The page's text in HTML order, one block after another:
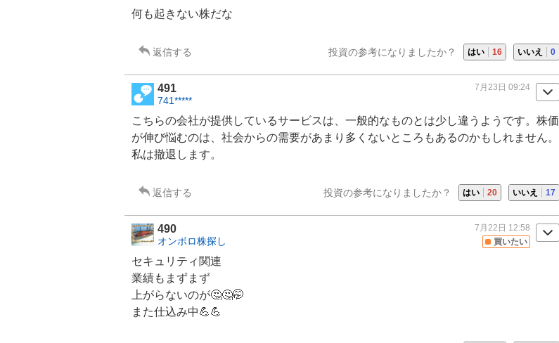
何も起きない株だな
返信する 投資の参考になりましたか？ はい 16 いいえ 0
491
741*****
7月23日 09:24
こちらの会社が提供しているサービスは、一般的なものとは少し違うようです。株価
が伸び悩むのは、社会からの需要があまり多くないところもあるのかもしれません。
私は撤退します。
返信する 投資の参考になりましたか？ はい 20 いいえ 17
490
オンボロ株探し 買いたい
7月22日 12:58
セキュリティ関連
業績もまずまず
上がらないのが🤔🤔🤭
また仕込み中💪💪